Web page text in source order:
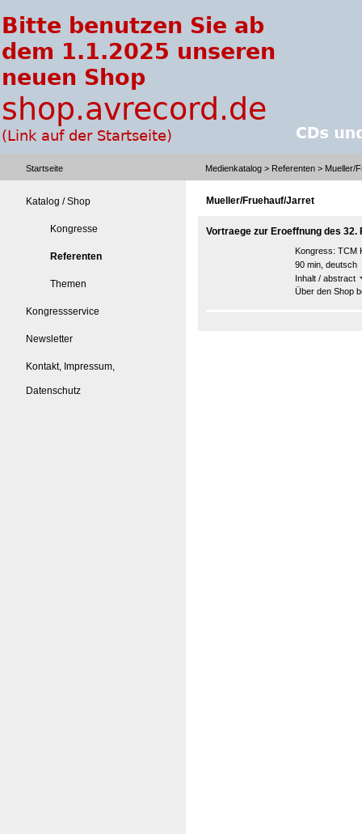
Startseite Medienkatalog > Referenten > Mueller/
Katalog / Shop
Kongresse
Referenten
Themen
Kongressservice
Newsletter
Kontakt, Impressum,
Datenschutz
Mueller/Fruehauf/Jarret
Vortraege zur Eroeffnung des
Kongress: TCM
90 min, deutsch
Inhalt / abstract
Über den Shop